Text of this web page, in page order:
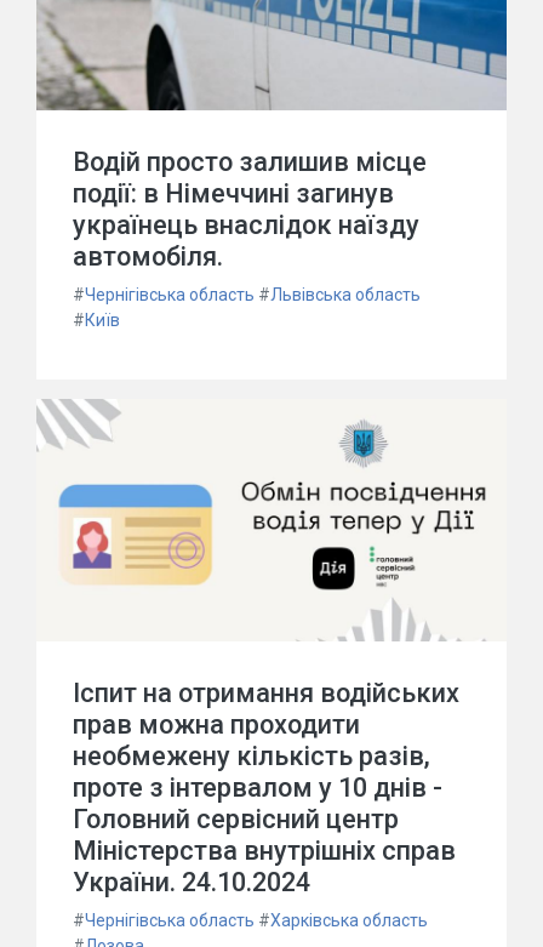
Водій просто залишив місце
події: в Німеччині загинув
українець внаслідок наїзду
автомобіля.
#Чернігівська область #Львівська область
#Київ
Іспит на отримання водійських
прав можна проходити
необмежену кількість разів,
проте з інтервалом у 10 днів -
Головний сервісний центр
Міністерства внутрішніх справ
України. 24.10.2024
#Чернігівська область #Харківська область